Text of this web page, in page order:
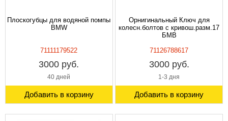
Плоскогубцы для водяной помпы
BMW
71111179522
3000 руб.
40 дней
Добавить в корзину
Орнигинальный Ключ для
колесн.болтов с кривош.разм.17
БМВ
71126788617
3000 руб.
1-3 дня
Добавить в корзину